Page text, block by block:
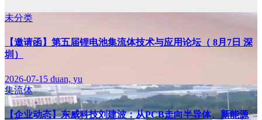
未分类
【邀请函】第五届锂电池集流体技术与应用论坛（ 8月7日 深
圳）
2026-07-15 duan, yu
集流体
【企业动态】东威科技刘建波：从PCB走向半导体、新能源